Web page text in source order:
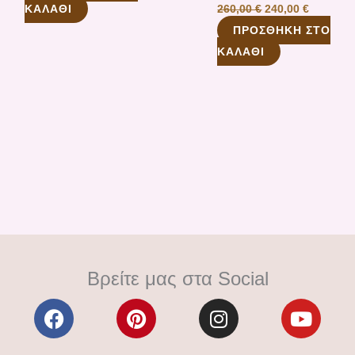
ΚΑΛΆΘΙ
260,00€ 240,00€
ΠΡΟΣΘΉΚΗ ΣΤΟ
ΚΑΛΆΘΙ
Βρείτε μας στα Social
F
a
P
i
I
n
Y
o